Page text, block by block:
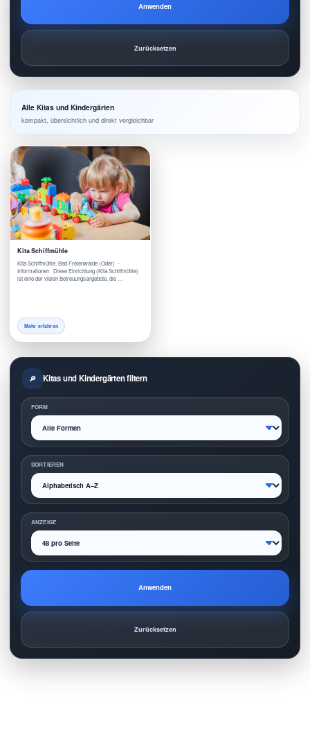
Anwenden
Zurücksetzen
Alle Kitas und Kindergärten
kompakt, übersichtlich und direkt vergleichbar
Kita Schiffmühle
Kita Schiffmühle, Bad Freienwalde (Oder) -
Informationen Diese Einrichtung (Kita Schiffmühle)
ist eine der vielen Betreuungsangebote, die …
Mehr erfahren
Kitas und Kindergärten filtern
FORM
SORTIEREN
ANZEIGE
Anwenden
Zurücksetzen